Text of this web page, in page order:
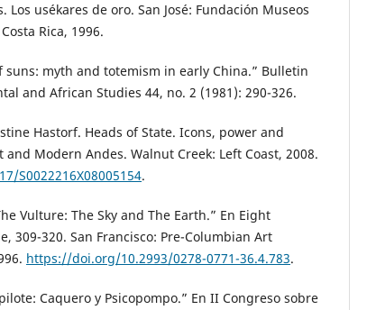
Los usékares de oro. San José: Fundación Museos
Rica, 1996.
suns: myth and totemism in early China.” Bulletin
and African Studies 44, no. 2 (1981): 290-326.
Hastorf. Heads of State. Icons, power and
Modern Andes. Walnut Creek: Left Coast, 2008.
S0022216X08005154.
Vulture: The Sky and The Earth.” En Eight
309-320. San Francisco: Pre-Columbian Art
https://doi.org/10.2993/0278-0771-36.4.783.
Caquero y Psicopompo.” En II Congreso sobre